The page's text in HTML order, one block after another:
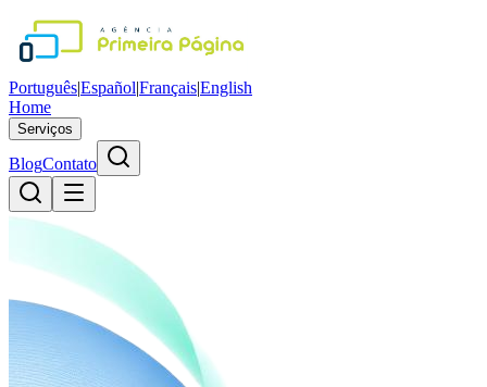
Português|Español|Français|English
Home
Serviços
BlogContato